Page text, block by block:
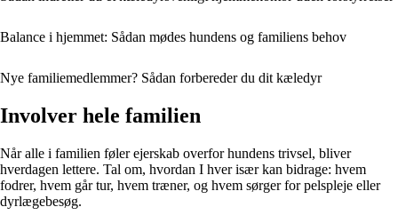
Balance i hjemmet: Sådan mødes hundens og familiens behov
Nye familiemedlemmer? Sådan forbereder du dit kæledyr
Involver hele familien
Når alle i familien føler ejerskab overfor hundens trivsel, bliver
hverdagen lettere. Tal om, hvordan I hver især kan bidrage: hvem
fodrer, hvem går tur, hvem træner, og hvem sørger for pelspleje eller
dyrlægebesøg.